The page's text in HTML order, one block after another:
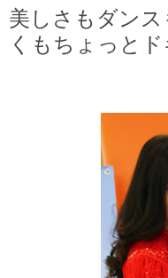
美しさもダン
くもちょっと